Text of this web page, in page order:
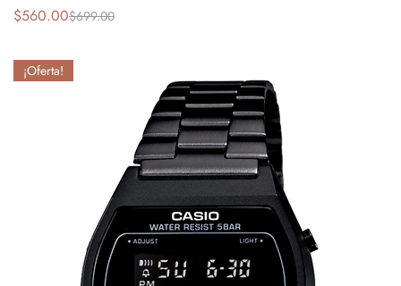
$699.00
$560.00
¡Oferta!